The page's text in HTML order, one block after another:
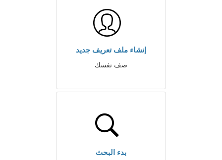
إنشاء ملف تعريف جديد
صف نفسك
بدء البحث